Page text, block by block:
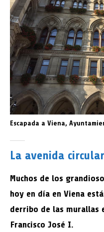
Escapada a Viena,
La avenida
Muchos de los
hoy en día en Viena
derribo de las murallas
Francisco José I.